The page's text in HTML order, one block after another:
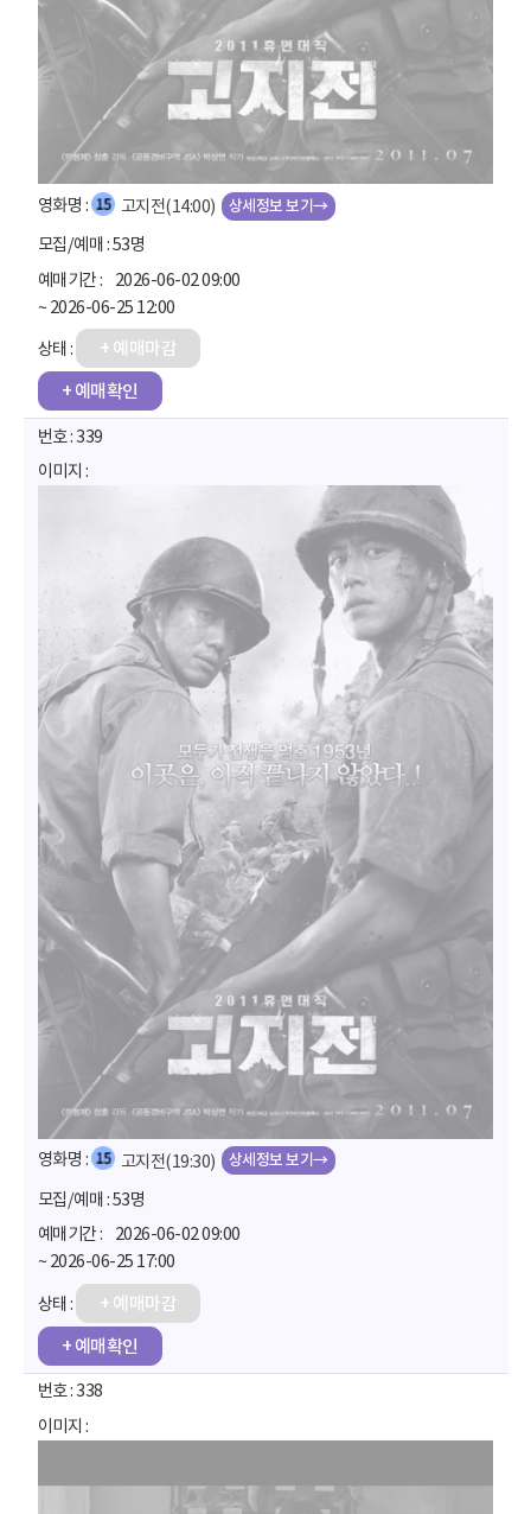
고지전(14:00) 상세정보 보기→
53명
2026-06-02 09:00
~ 2026-06-25 12:00
+ 예매마감
+ 예매확인
339
고지전(19:30) 상세정보 보기→
53명
2026-06-02 09:00
~ 2026-06-25 17:00
+ 예매마감
+ 예매확인
338